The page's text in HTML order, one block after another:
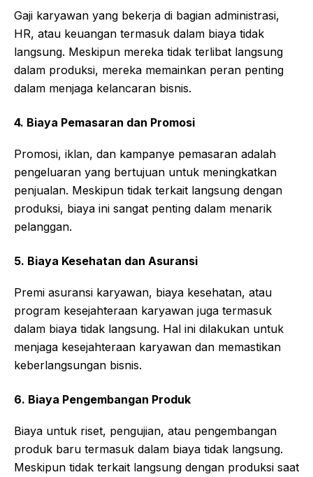
Gaji karyawan yang bekerja di bagian administrasi,
HR, atau keuangan termasuk dalam biaya tidak
langsung. Meskipun mereka tidak terlibat langsung
dalam produksi, mereka memainkan peran penting
dalam menjaga kelancaran bisnis.
4. Biaya Pemasaran dan Promosi
Promosi, iklan, dan kampanye pemasaran adalah
pengeluaran yang bertujuan untuk meningkatkan
penjualan. Meskipun tidak terkait langsung dengan
produksi, biaya ini sangat penting dalam menarik
pelanggan.
5. Biaya Kesehatan dan Asuransi
Premi asuransi karyawan, biaya kesehatan, atau
program kesejahteraan karyawan juga termasuk
dalam biaya tidak langsung. Hal ini dilakukan untuk
menjaga kesejahteraan karyawan dan memastikan
keberlangsungan bisnis.
6. Biaya Pengembangan Produk
Biaya untuk riset, pengujian, atau pengembangan
produk baru termasuk dalam biaya tidak langsung.
Meskipun tidak terkait langsung dengan produksi saat